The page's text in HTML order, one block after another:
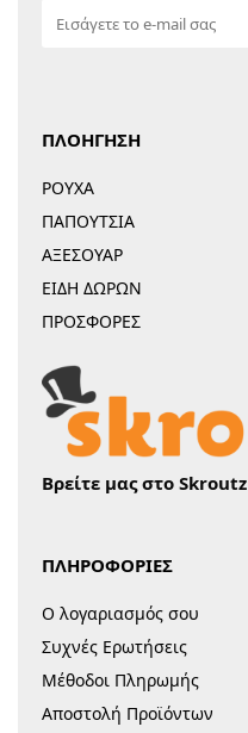
ΠΛΟΗΓΗΣΗ
ΡΟΥΧΑ
ΠΑΠΟΥΤΣΙΑ
ΑΞΕΣΟΥΑΡ
ΕΙΔΗ ΔΩΡΩΝ
ΠΡΟΣΦΟΡΕΣ
Βρείτε μας στο Skroutz
ΠΛΗΡΟΦΟΡΙΕΣ
Ο λογαριασμός σου
Συχνές Ερωτήσεις
Μέθοδοι Πληρωμής
Αποστολή Προϊόντων